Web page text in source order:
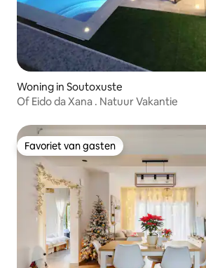
Woning in Soutoxuste
Of Eido da Xana . Natuur Vakantie
Favoriet van gasten
Favoriet van gasten